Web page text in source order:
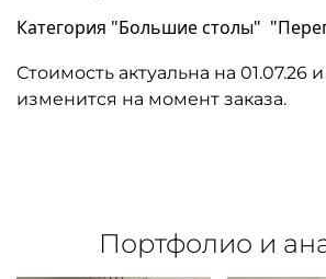
Категория "Большие столы"
Стоимость актуальна на 01.07.26
изменится на момент заказа.
Портфолио и